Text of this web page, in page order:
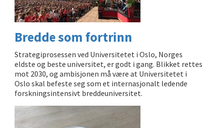
Bredde som fortrinn
Strategiprosessen ved Universitetet i Oslo, Norges
eldste og beste universitet, er godt i gang. Blikket rettes
mot 2030, og ambisjonen må være at Universitetet i
Oslo skal befeste seg som et internasjonalt ledende
forskningsintensivt breddeuniversitet.